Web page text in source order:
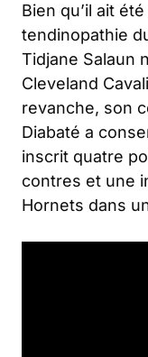
Bien qu’il ait
tendinopathie
Tidjane Salaun
Cleveland
revanche, son
Diabaté a
inscrit quatre
contres et une
Hornets dans